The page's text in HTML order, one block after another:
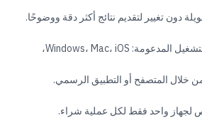
دون تغيير لتقديم نتائج أكثر دقة ووضوحًا.
متوافق مع جميع أنظمة التشغيل المدعومة: Windows، Mac، iOS،
خلال المتصفح أو التطبيق الرسمي.
واحد فقط لكل عملية شراء.